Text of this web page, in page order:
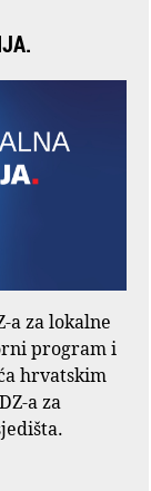
a za lokalne
program i
hrvatskim
a za